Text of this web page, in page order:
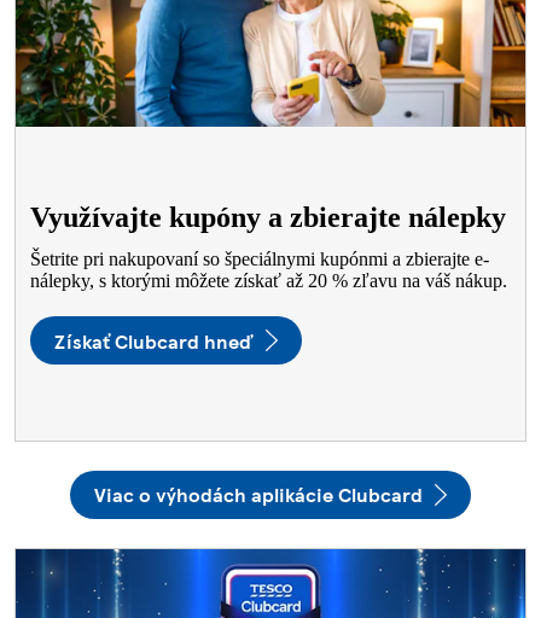
Využívajte kupóny a zbierajte nálepky
Šetrite pri nakupovaní so špeciálnymi kupónmi a zbierajte e-
nálepky, s ktorými môžete získať až 20 % zľavu na váš nákup.
Získať Clubcard hneď
Viac o výhodách aplikácie Clubcard